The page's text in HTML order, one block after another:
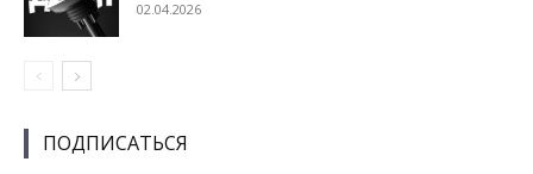
02.04.2026
ПОДПИСАТЬСЯ